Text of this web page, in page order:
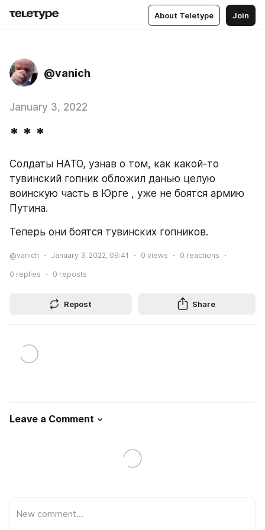
About Teletype Join
@vanich
January 3, 2022
* * *
Солдаты НАТО, узнав о том, как какой-то
тувинский гопник обложил данью целую
воинскую часть в Юрге , уже не боятся армию
Путина.
Теперь они боятся тувинских гопников.
@vanich January 3, 2022, 09:41 0 views 0 reactions
0 replies 0 reposts
Repost Share
Leave a Comment